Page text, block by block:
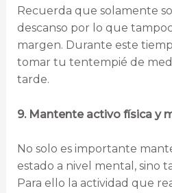
Recuerda que solamente
descanso por lo que
margen. Durante este
tomar tu tentempié de
tarde.
9. Mantente activo física y
No solo es importante
estado a nivel mental, sino
Para ello la actividad que